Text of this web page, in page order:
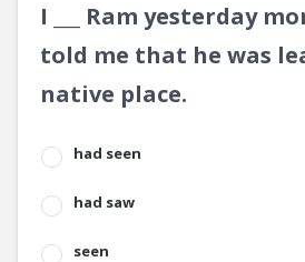
I ___ Ram yesterday
told me that he was
native place.
had seen
had saw
seen